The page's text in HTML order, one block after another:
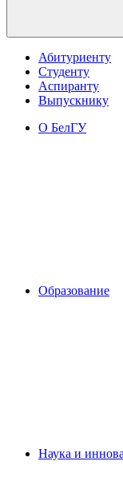
Абитуриенту
Студенту
Аспиранту
Выпускнику
О БелГУ
Образование
Наука и